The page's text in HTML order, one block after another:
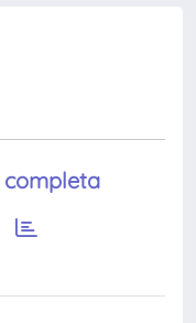
completa